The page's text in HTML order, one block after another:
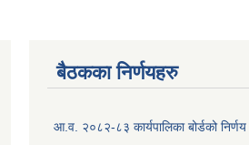
बैठकका निर्णयहरु
आ.व. २०८२-८३ कार्यपालिका बोर्डको निर्णय